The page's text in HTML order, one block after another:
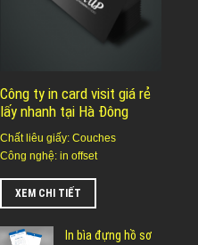
Công ty in card visit giá rẻ
lấy nhanh tại Hà Đông
Chất liêu giấy: Couches
Công nghệ: in offset
XEM CHI TIẾT
In bìa đựng hồ sơ